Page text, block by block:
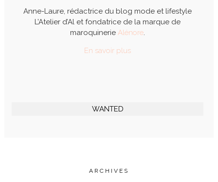
Anne-Laure, rédactrice du blog mode et lifestyle
L’Atelier d’Al et fondatrice de la marque de
maroquinerie Alénore.
En savoir plus
WANTED
ARCHIVES